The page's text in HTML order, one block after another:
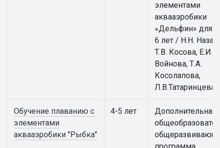
элементами
аквааэробики
«Дельфин» для
6 лет / Н.Н.
Т.В. Косова, Е.И.
Войнова, Т.А.
Косолапова,
Л.В.Татаринцева
Обучение плаванию с
элементами
аквааэробики "Рыбка"
4-5 лет
Дополнительная